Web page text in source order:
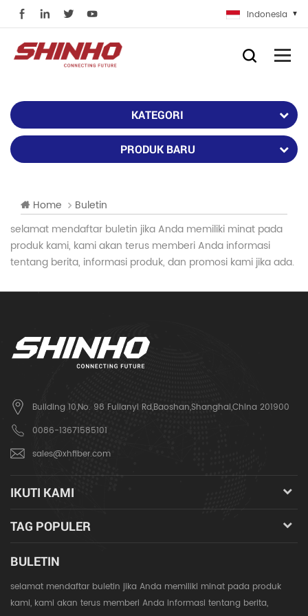
Indonesia
KATEGORI
PRODUK BARU
Home
Buletin
selamat mendaftar buletin jika Anda memiliki minat pada
produk kami, kami akan terus memberi Anda informasi
tentang berita, informasi produk, dan promosi kami jika ada.
Building 10,No. 98 Fulianyi Rd,Baoshan,Shanghai,China 201900
0086-13671585101
sales@xhfiber.com
IKUTI KAMI
TAG POPULER
BULETIN
selamat mendaftar buletin jika Anda memiliki minat pada produk
kami, kami akan terus memberi Anda informasi tentang berita,